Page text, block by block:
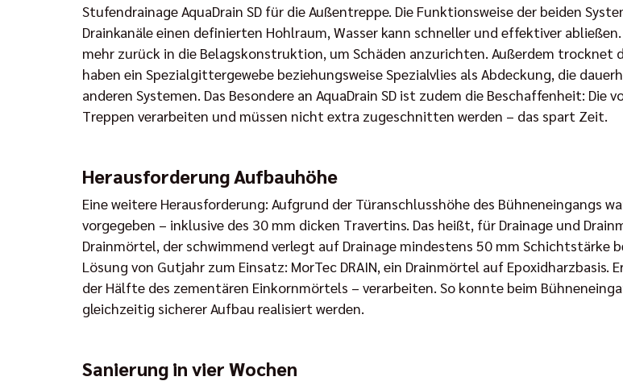
Stufendrainage AquaDrain SD für die Außentreppe. Die Funktionsweise der beiden
Drainkanäle einen definierten Hohlraum, Wasser kann schneller und effektiver
mehr zurück in die Belagskonstruktion, um Schäden anzurichten. Außerdem trocknet
haben ein Spezialgittergewebe beziehungsweise Spezialvlies als Abdeckung, die
anderen Systemen. Das Besondere an AquaDrain SD ist zudem die Beschaffenheit:
Treppen verarbeiten und müssen nicht extra zugeschnitten werden – das spart Zeit.
Herausforderung Aufbauhöhe
Eine weitere Herausforderung: Aufgrund der Türanschlusshöhe des Bühneneingangs
vorgegeben – inklusive des 30 mm dicken Travertins. Das heißt, für Drainage und
Drainmörtel, der schwimmend verlegt auf Drainage mindestens 50 mm Schichtstärke
Lösung von Gutjahr zum Einsatz: MorTec DRAIN, ein Drainmörtel auf
der Hälfte des zementären Einkornmörtels – verarbeiten. So konnte beim
gleichzeitig sicherer Aufbau realisiert werden.
Sanierung in vier Wochen